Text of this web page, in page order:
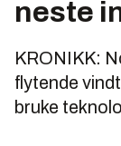
neste
KRONIKK:
flytende
bruke